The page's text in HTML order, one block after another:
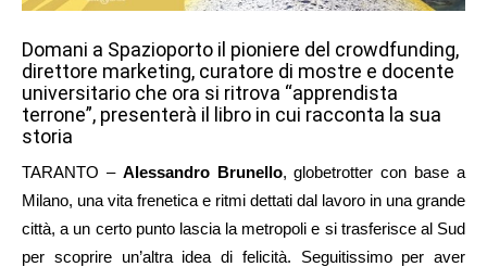
Domani a Spazioporto il pioniere del crowdfunding,
direttore marketing, curatore di mostre e docente
universitario che ora si ritrova “apprendista
terrone”, presenterà il libro in cui racconta la sua
storia
TARANTO – Alessandro Brunello, globetrotter con base a
Milano, una vita frenetica e ritmi dettati dal lavoro in una grande
città, a un certo punto lascia la metropoli e si trasferisce al Sud
per scoprire un’altra idea di felicità. Seguitissimo per aver